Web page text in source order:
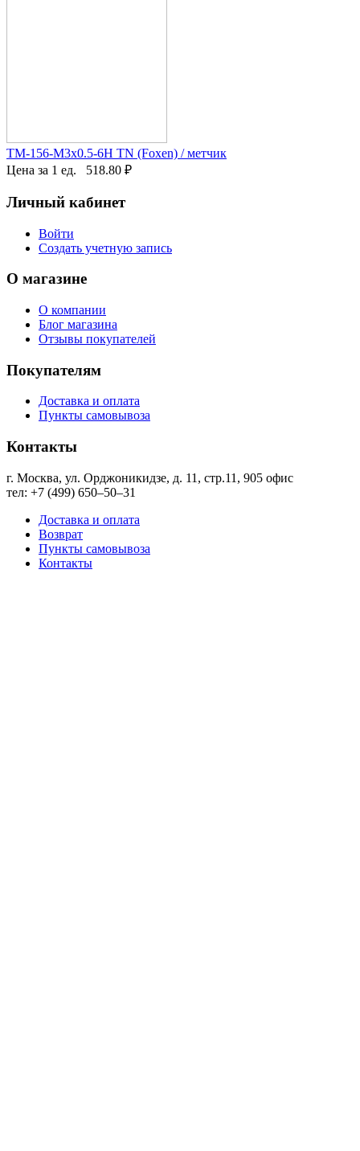
TM-156-M3x0.5-6H TN (Foxen) / метчик
Цена за 1 ед.
518.80 ₽
Личный кабинет
Войти
Создать учетную запись
О магазине
О компании
Блог магазина
Отзывы покупателей
Покупателям
Доставка и оплата
Пункты самовывоза
Контакты
г. Москва, ул. Орджоникидзе, д. 11, стр.11, ​905 офис
тел: +7 (499) 650‒50‒31
Доставка и оплата
Возврат
Пункты самовывоза
Контакты